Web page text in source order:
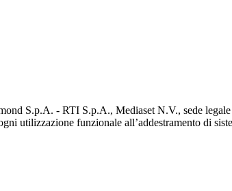
S.p.A. - RTI S.p.A., Mediaset N.V., sede legale
utilizzazione funzionale all’addestramento di